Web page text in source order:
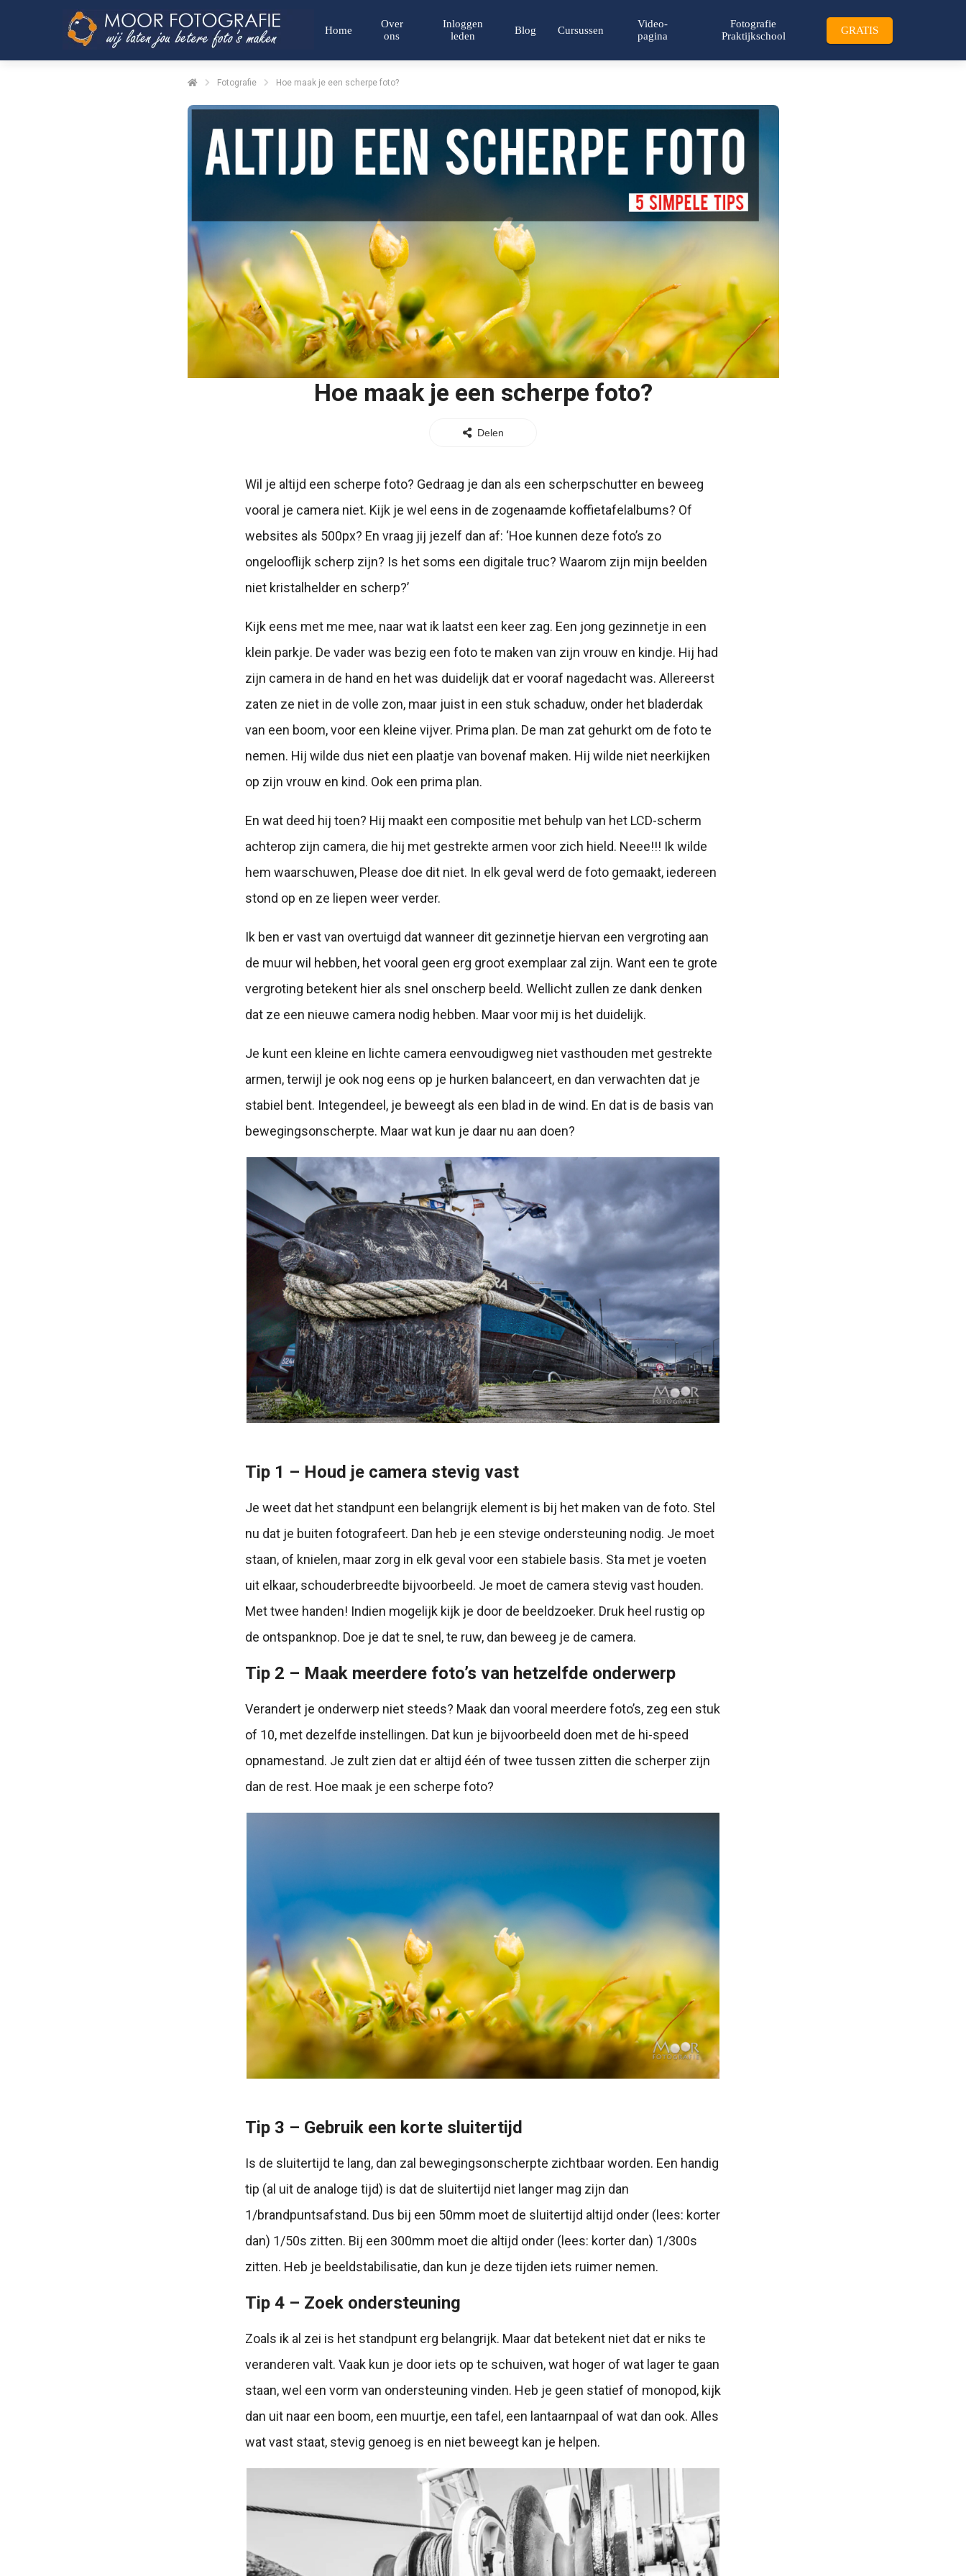
Home
Over
ons
Inloggen
leden
Blog Cursussen
Video-
pagina
Fotografie
Praktijkschool
GRATIS
Fotografie Hoe maak je een scherpe foto?
Hoe maak je een scherpe foto?
Delen
Wil je altijd een scherpe foto? Gedraag je dan als een scherpschutter en beweeg
vooral je camera niet. Kijk je wel eens in de zogenaamde koffietafelalbums? Of
websites als 500px? En vraag jij jezelf dan af: ‘Hoe kunnen deze foto’s zo
ongelooflijk scherp zijn? Is het soms een digitale truc? Waarom zijn mijn beelden
niet kristalhelder en scherp?’
Kijk eens met me mee, naar wat ik laatst een keer zag. Een jong gezinnetje in een
klein parkje. De vader was bezig een foto te maken van zijn vrouw en kindje. Hij had
zijn camera in de hand en het was duidelijk dat er vooraf nagedacht was. Allereerst
zaten ze niet in de volle zon, maar juist in een stuk schaduw, onder het bladerdak
van een boom, voor een kleine vijver. Prima plan. De man zat gehurkt om de foto te
nemen. Hij wilde dus niet een plaatje van bovenaf maken. Hij wilde niet neerkijken
op zijn vrouw en kind. Ook een prima plan.
En wat deed hij toen? Hij maakt een compositie met behulp van het LCD-scherm
achterop zijn camera, die hij met gestrekte armen voor zich hield. Neee!!! Ik wilde
hem waarschuwen, Please doe dit niet. In elk geval werd de foto gemaakt, iedereen
stond op en ze liepen weer verder.
Ik ben er vast van overtuigd dat wanneer dit gezinnetje hiervan een vergroting aan
de muur wil hebben, het vooral geen erg groot exemplaar zal zijn. Want een te grote
vergroting betekent hier als snel onscherp beeld. Wellicht zullen ze dank denken
dat ze een nieuwe camera nodig hebben. Maar voor mij is het duidelijk.
Je kunt een kleine en lichte camera eenvoudigweg niet vasthouden met gestrekte
armen, terwijl je ook nog eens op je hurken balanceert, en dan verwachten dat je
stabiel bent. Integendeel, je beweegt als een blad in de wind. En dat is de basis van
bewegingsonscherpte. Maar wat kun je daar nu aan doen?
Tip 1 – Houd je camera stevig vast
Je weet dat het standpunt een belangrijk element is bij het maken van de foto. Stel
nu dat je buiten fotografeert. Dan heb je een stevige ondersteuning nodig. Je moet
staan, of knielen, maar zorg in elk geval voor een stabiele basis. Sta met je voeten
uit elkaar, schouderbreedte bijvoorbeeld. Je moet de camera stevig vast houden.
Met twee handen! Indien mogelijk kijk je door de beeldzoeker. Druk heel rustig op
de ontspanknop. Doe je dat te snel, te ruw, dan beweeg je de camera.
Tip 2 – Maak meerdere foto’s van hetzelfde onderwerp
Verandert je onderwerp niet steeds? Maak dan vooral meerdere foto’s, zeg een stuk
of 10, met dezelfde instellingen. Dat kun je bijvoorbeeld doen met de hi-speed
opnamestand. Je zult zien dat er altijd één of twee tussen zitten die scherper zijn
dan de rest. Hoe maak je een scherpe foto?
Tip 3 – Gebruik een korte sluitertijd
Is de sluitertijd te lang, dan zal bewegingsonscherpte zichtbaar worden. Een handig
tip (al uit de analoge tijd) is dat de sluitertijd niet langer mag zijn dan
1/brandpuntsafstand. Dus bij een 50mm moet de sluitertijd altijd onder (lees: korter
dan) 1/50s zitten. Bij een 300mm moet die altijd onder (lees: korter dan) 1/300s
zitten. Heb je beeldstabilisatie, dan kun je deze tijden iets ruimer nemen.
Tip 4 – Zoek ondersteuning
Zoals ik al zei is het standpunt erg belangrijk. Maar dat betekent niet dat er niks te
veranderen valt. Vaak kun je door iets op te schuiven, wat hoger of wat lager te gaan
staan, wel een vorm van ondersteuning vinden. Heb je geen statief of monopod, kijk
dan uit naar een boom, een muurtje, een tafel, een lantaarnpaal of wat dan ook. Alles
wat vast staat, stevig genoeg is en niet beweegt kan je helpen.